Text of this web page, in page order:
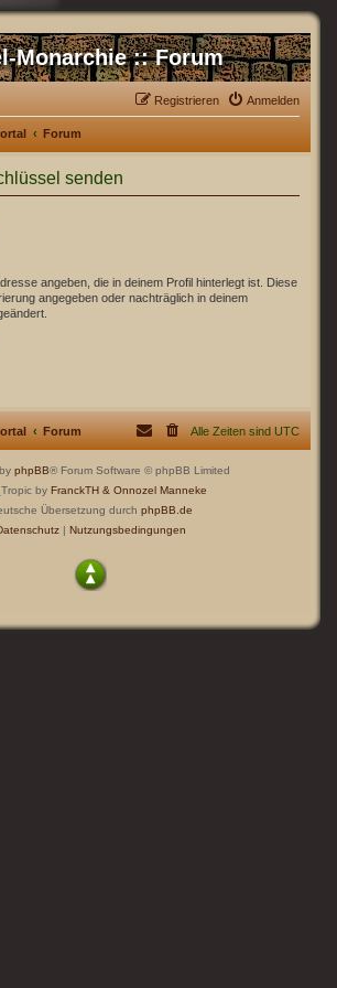
Monarchie :: Forum
Anmelden
Registrieren
Forum
senden
angeben, die in deinem Profil hinterlegt ist. Diese
angegeben oder nachträglich in deinem
Forum Alle Zeiten sind UTC
phpBB® Forum Software © phpBB Limited
by FranckTH & Onnozel Manneke
Übersetzung durch phpBB.de
| Nutzungsbedingungen